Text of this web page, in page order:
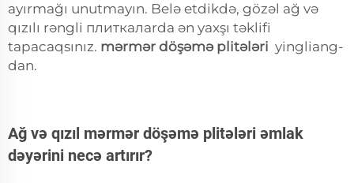
ayırmağı unutmayın. Belə etdikdə, gözəl ağ və
qızılı rəngli плиткалarda ən yaxşı təklifi
tapacaqsınız. mərmər döşəmə plitələri yingliang-
dan.
Ağ və qızıl mərmər döşəmə plitələri əmlak
dəyərini necə artırır?